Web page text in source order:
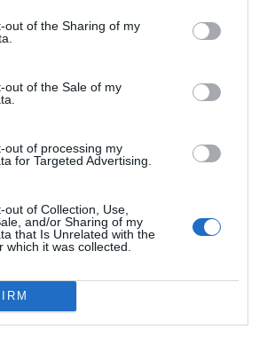
out of the Sharing of my
out of the Sale of my
out of processing my
for Targeted Advertising.
out of Collection, Use,
and/or Sharing of my
that Is Unrelated with the
which it was collected.
"No te olvides de las gafas
el 12 de agosto sólo
al cielo"